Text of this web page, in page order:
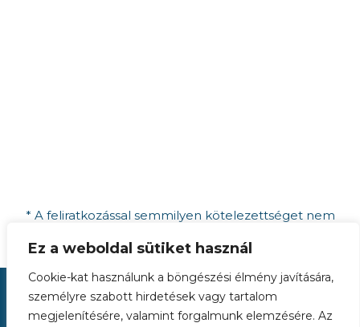
Ez a weboldal sütiket használ
Cookie-kat használunk a böngészési élmény javítására,
személyre szabott hirdetések vagy tartalom
megjelenítésére, valamint forgalmunk elemzésére. Az
* A feliratkozással semmilyen kötelezettséget nem